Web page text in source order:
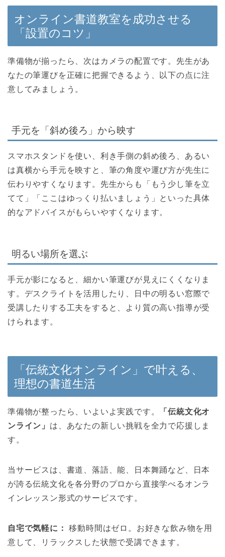
オンライン書道教室を成功させる
「設置のコツ」
準備物が揃ったら、次はカメラの配置です。先生があ
なたの筆運びを正確に把握できるよう、以下の点に注
意してみましょう。
手元を「斜め後ろ」から映す
スマホスタンドを使い、利き手側の斜め後ろ、あるい
は真横から手元を映すと、筆の角度や運び方が先生に
伝わりやすくなります。先生からも「もう少し筆を立
てて」「ここはゆっくり払いましょう」といった具体
的なアドバイスがもらいやすくなります。
明るい場所を選ぶ
手元が影になると、細かい筆運びが見えにくくなりま
す。デスクライトを活用したり、日中の明るい窓際で
受講したりする工夫をすると、より質の高い指導が受
けられます。
「伝統文化オンライン」で叶える、
理想の書道生活
準備物が整ったら、いよいよ実践です。
「伝統文化オ
ンライン」 は、あなたの新しい挑戦を全力で応援しま
す。
当サービスは、書道、落語、能、日本舞踊など、日本
が誇る伝統文化を各分野のプロから直接学べるオンラ
インレッスン形式のサービスです。
自宅で気軽に：
移動時間はゼロ。お好きな飲み物を用
意して、リラックスした状態で受講できます。